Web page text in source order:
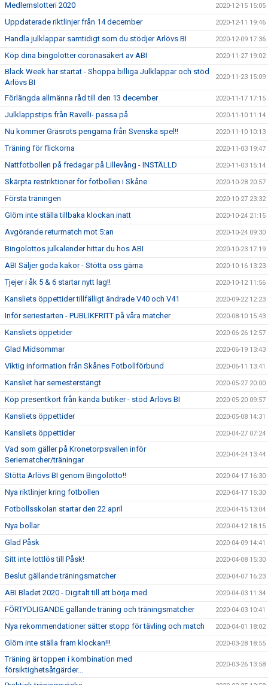
Medlemslotteri 2020 2020-12-15 15:05
Uppdaterade riktlinjer från 14 december 2020-12-11 19:46
Handla julklappar samtidigt som du stödjer Arlövs BI 2020-12-09 17:36
Köp dina bingolotter coronasäkert av ABI 2020-11-27 19:02
Black Week har startat - Shoppa billiga Julklappar och stöd
Arlövs BI
2020-11-23 15:09
Förlängda allmänna råd till den 13 december 2020-11-17 17:15
Julklappstips från Ravelli- passa på 2020-11-10 11:14
Nu kommer Gräsrots pengarna från Svenska spel!! 2020-11-10 10:13
Träning för flickorna 2020-11-03 19:47
Nattfotbollen på fredagar på Lillevång - INSTÄLLD 2020-11-03 15:14
Skärpta restriktioner för fotbollen i Skåne 2020-10-28 20:57
Första träningen 2020-10-27 23:32
Glöm inte ställa tillbaka klockan inatt 2020-10-24 21:15
Avgörande returmatch mot 5:an 2020-10-24 09:30
Bingolottos julkalender hittar du hos ABI 2020-10-23 17:19
ABI Säljer goda kakor - Stötta oss gärna 2020-10-16 13:23
Tjejer i åk 5 & 6 startar nytt lag!! 2020-10-12 11:56
Kansliets öppettider tillfälligt ändrade V40 och V41 2020-09-22 12:23
Inför seriestarten - PUBLIKFRITT på våra matcher 2020-08-10 15:43
Kansliets öppetider 2020-06-26 12:57
Glad Midsommar 2020-06-19 13:43
Viktig information från Skånes Fotbollförbund 2020-06-11 13:41
Kansliet har semesterstängt 2020-05-27 20:00
Köp presentkort från kända butiker - stöd Arlövs BI 2020-05-20 09:57
Kansliets öppettider 2020-05-08 14:31
Kansliets öppettider 2020-04-27 07:24
Vad som gäller på Kronetorpsvallen inför
Seriematcher/träningar
2020-04-24 13:44
Stötta Arlövs BI genom Bingolotto!! 2020-04-17 16:30
Nya riktlinjer kring fotbollen 2020-04-17 15:30
Fotbollsskolan startar den 22 april 2020-04-15 13:04
Nya bollar 2020-04-12 18:15
Glad Påsk 2020-04-09 14:41
Sitt inte lottlös till Påsk! 2020-04-08 15:30
Beslut gällande träningsmatcher 2020-04-07 16:23
ABI Bladet 2020 - Digitalt till att börja med 2020-04-03 11:34
FÖRTYDLIGANDE gällande träning och träningsmatcher 2020-04-03 10:41
Nya rekommendationer sätter stopp för tävling och match 2020-04-01 18:02
Glöm inte ställa fram klockan!!! 2020-03-28 18:55
Träning är toppen i kombination med
försiktighetsåtgärder...
2020-03-26 13:58